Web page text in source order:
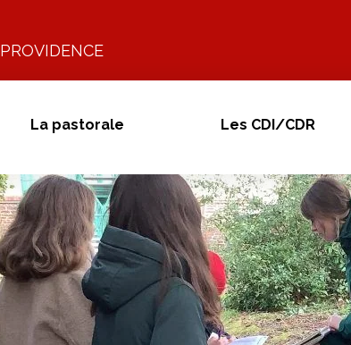
PROVIDENCE
La pastorale Les CDI/CDR